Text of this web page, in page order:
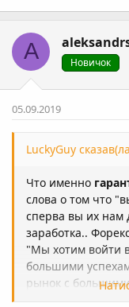
A Новичок
05.09.2019
LuckyGuy
Что именно
слова о том что
сперва вы их нам
заработка..
"Мы хотим войти
большими
рынок с большими